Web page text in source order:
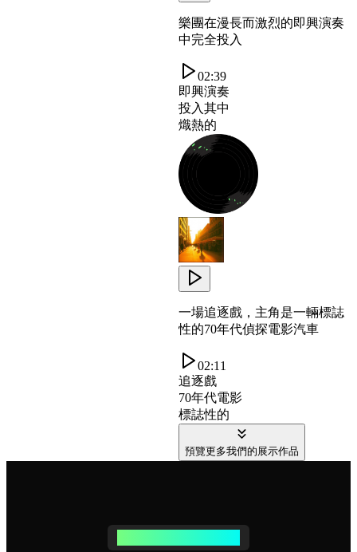
樂團在漫長而激烈的即興演奏
中完全投入
02:39
即興演奏
投入其中
熾熱的
一場追逐戲，主角是一輛標誌
性的70年代偵探電影汽車
02:11
追逐戲
70年代電影
標誌性的
預覽更多我們的展示作品